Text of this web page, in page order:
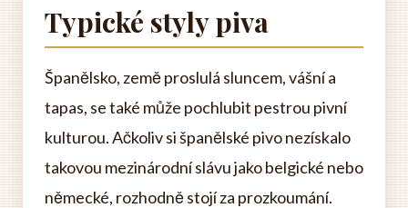
Typické styly piva
Španělsko, země proslulá sluncem, vášní a
tapas, se také může pochlubit pestrou pivní
kulturou. Ačkoliv si španělské pivo nezískalo
takovou mezinárodní slávu jako belgické nebo
německé, rozhodně stojí za prozkoumání.